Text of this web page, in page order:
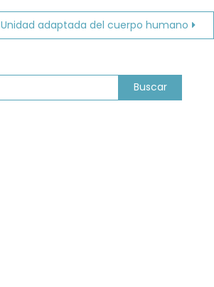
Unidad adaptada del cuerpo humano
Buscar: